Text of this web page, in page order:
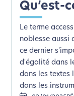
Qu’est-
Le terme
noblesse aussi
ce dernier
d'égalité dans
dans les textes
dans les